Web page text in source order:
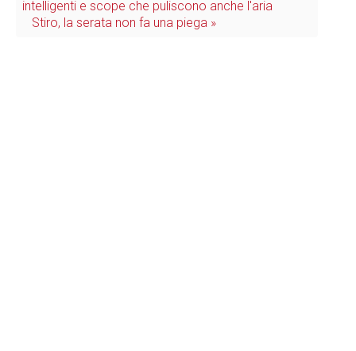
intelligenti e scope che puliscono anche l'aria
Stiro, la serata non fa una piega »